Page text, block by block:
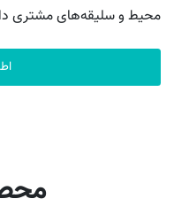
محیط و سلیقه‌های مشتری